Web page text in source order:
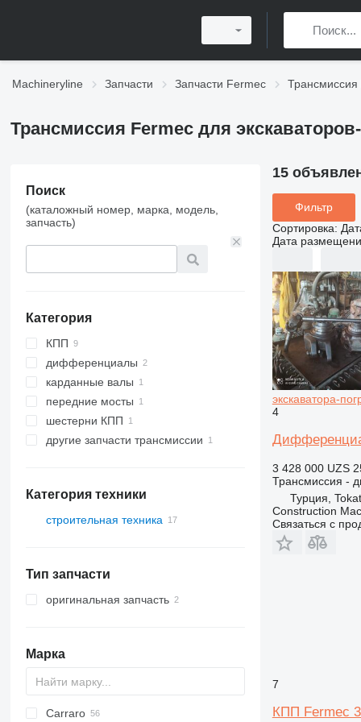
Machineryline Запчасти Запчасти Fermec
Трансмиссия Fermec для
Поиск
(каталожный номер, марка, модель,
запчасть)
Категория
КПП
дифференциалы
карданные валы
передние мосты
шестерни КПП
другие запчасти трансмиссии
Категория техники
строительная техника
Тип запчасти
оригинальная запчасть
Марка
Carraro
15
Фильтр
Сортировка:
Дата
экскаватора-
4
3 428 000 UZS
Трансмиссия -
Турция, Tokat
Construction
Связаться с
7
КПП Fermec